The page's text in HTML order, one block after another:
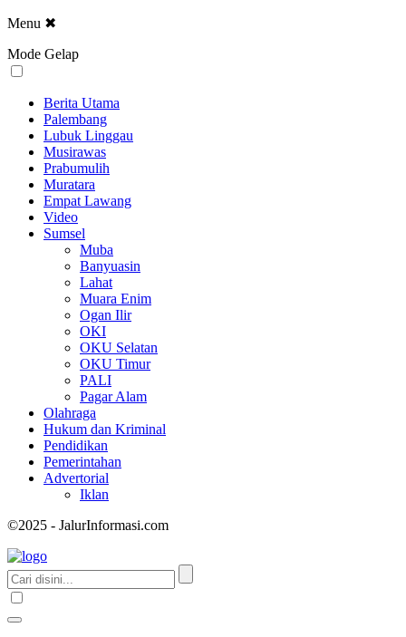
Menu ✖
Mode Gelap
Berita Utama
Palembang
Lubuk Linggau
Musirawas
Prabumulih
Muratara
Empat Lawang
Video
Sumsel
Muba
Banyuasin
Lahat
Muara Enim
Ogan Ilir
OKI
OKU Selatan
OKU Timur
PALI
Pagar Alam
Olahraga
Hukum dan Kriminal
Pendidikan
Pemerintahan
Advertorial
Iklan
©2025 - JalurInformasi.com